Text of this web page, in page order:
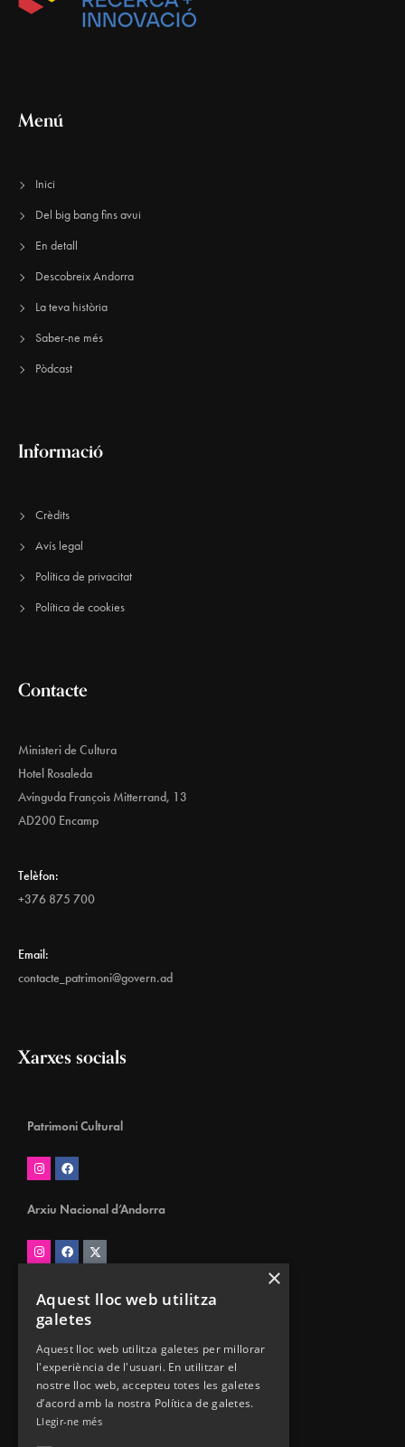
Menú
Inici
Del big bang fins avui
En detall
Descobreix Andorra
La teva història
Saber-ne més
Pòdcast
Informació
Crèdits
Avís legal
Política de privacitat
Política de cookies
Contacte
Ministeri de Cultura
Hotel Rosaleda
Avinguda François Mitterrand, 13
AD200 Encamp
Telèfon:
+376 875 700
Email:
contacte_patrimoni@govern.ad
Xarxes socials
Patrimoni Cultural
Arxiu Nacional d’Andorra
Biblioteca Nacional d’Andorra
Museus d’Andorra
×
Aquest lloc web utilitza
galetes
Aquest lloc web utilitza galetes per millorar
l'experiència de l'usuari. En utilitzar el
nostre lloc web, accepteu totes les galetes
d’acord amb la nostra Política de galetes.
Llegir-ne més